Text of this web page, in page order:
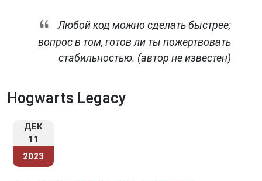
Любой код можно сделать быстрее;
вопрос в том, готов ли ты пожертвовать
стабильностью. (автор не известен)
Hogwarts Legacy
ДЕК
11
2023